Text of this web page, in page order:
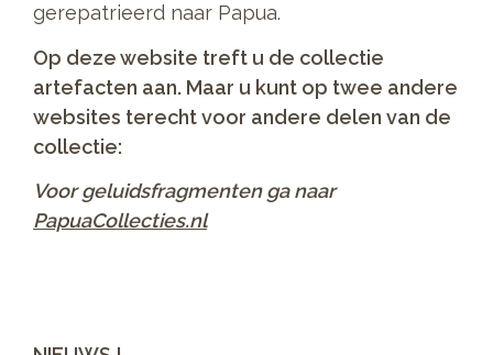
gerepatrieerd naar Papua.
Op deze website treft u de collectie
artefacten aan. Maar u kunt op twee andere
websites terecht voor andere delen van de
collectie:
Voor geluidsfragmenten ga naar
PapuaCollecties.nl